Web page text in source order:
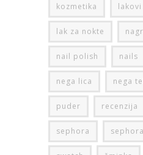
kozmetika
lak za nokte
nail polish nails
nega lica nega
puder recenzija
sephora